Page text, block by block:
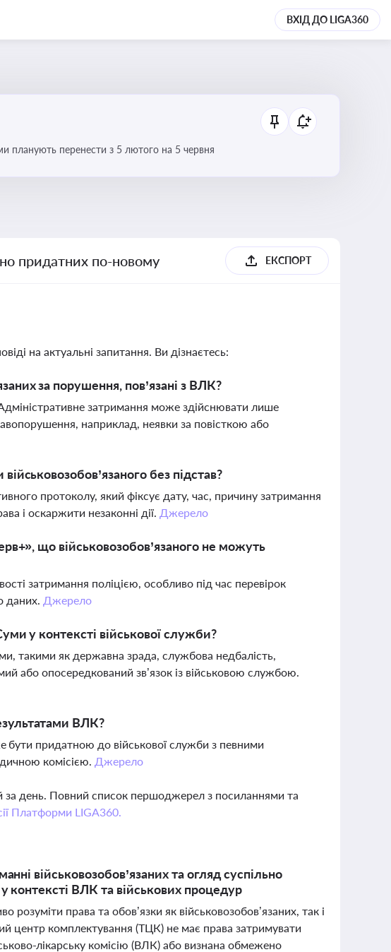
ВХІД ДО LIGA360
перенести з 5 лютого на 5 червня
придатних по-новому ЕКСПОРТ
на актуальні запитання. Ви дізнаєтесь:
за порушення, пов’язані з ВЛК?
затримання може здійснювати лише
наприклад, неявки за повісткою або
без підстав?
протоколу, який фіксує дату, час, причину затримання
і оскаржити незаконні дії. Джерело
що військовозобов’язаного не можуть
затримання поліцією, особливо під час перевірок
даних. Джерело
у контексті військової служби?
такими як державна зрада, службова недбалість,
або опосередкований зв’язок із військовою службою.
ВЛК?
придатною до військової служби з певними
комісією. Джерело
за день. Повний список першоджерел з посиланнями та
Платформи LIGA360.
військовозобов’язаних та огляд суспільно
контексті ВЛК та військових процедур
розуміти права та обов’язки як військовозобов’язаних, так і
центр комплектування (ТЦК) не має права затримувати
лікарську комісію (ВЛК) або визнана обмежено